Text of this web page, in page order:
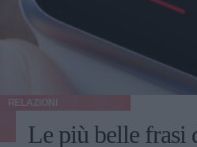
RELAZIONI
Le più belle frasi